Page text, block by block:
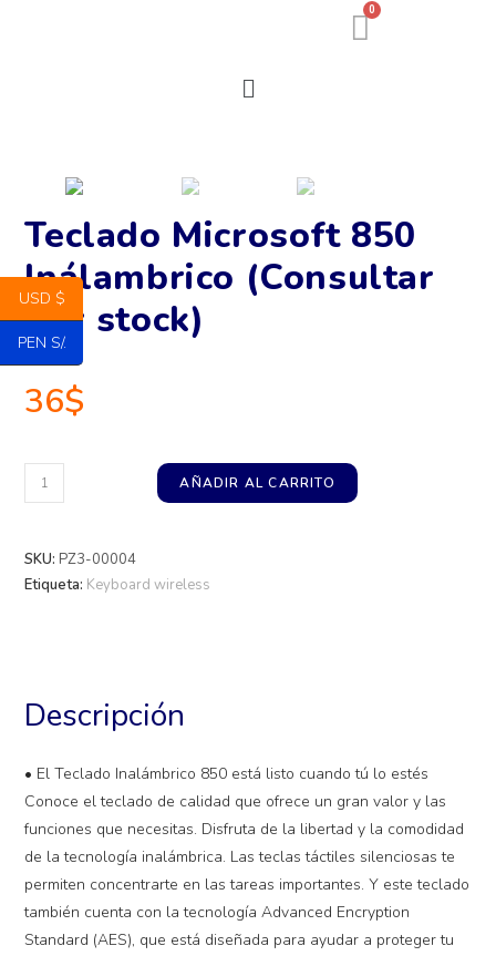
0
Teclado Microsoft 850
Inálambrico (Consultar
por stock)
36$
AÑADIR AL CARRITO
SKU: PZ3-00004
Etiqueta: Keyboard wireless
Descripción
• El Teclado Inalámbrico 850 está listo cuando tú lo estés
Conoce el teclado de calidad que ofrece un gran valor y las
funciones que necesitas. Disfruta de la libertad y la comodidad
de la tecnología inalámbrica. Las teclas táctiles silenciosas te
permiten concentrarte en las tareas importantes. Y este teclado
también cuenta con la tecnología Advanced Encryption
Standard (AES), que está diseñada para ayudar a proteger tu
USD $
PEN S/.